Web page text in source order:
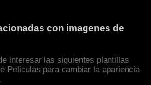
con imagenes de
interesar las siguientes plantillas
Peliculas para cambiar la apariencia